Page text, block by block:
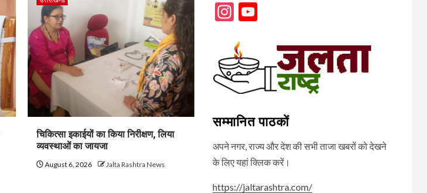
चिकित्सा इकाईयों का किया निरीक्षण, लिया
व्यवस्थाओं का जायजा
August 6, 2026 Jalta Rashtra News
Instagram
YouTube
सम्मानित पाठकों
अपने नगर, राज्य और देश की सभी ताजा खबरों को देखने
के लिए यहां क्लिक करें।
https://jaltarashtra.com/